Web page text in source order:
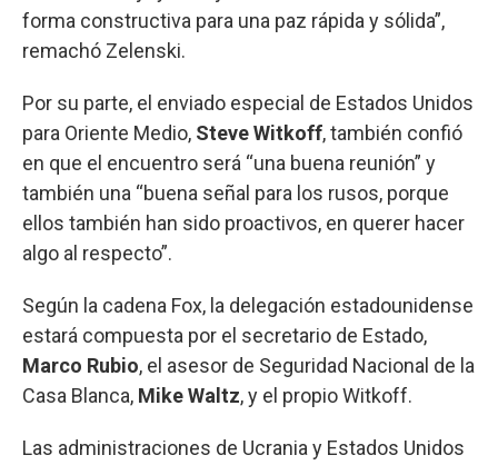
forma constructiva para una paz rápida y sólida”,
remachó Zelenski.
Por su parte, el enviado especial de Estados Unidos
para Oriente Medio, Steve Witkoff, también confió
en que el encuentro será “una buena reunión” y
también una “buena señal para los rusos, porque
ellos también han sido proactivos, en querer hacer
algo al respecto”.
Según la cadena Fox, la delegación estadounidense
estará compuesta por el secretario de Estado,
Marco Rubio, el asesor de Seguridad Nacional de la
Casa Blanca, Mike Waltz, y el propio Witkoff.
Las administraciones de Ucrania y Estados Unidos